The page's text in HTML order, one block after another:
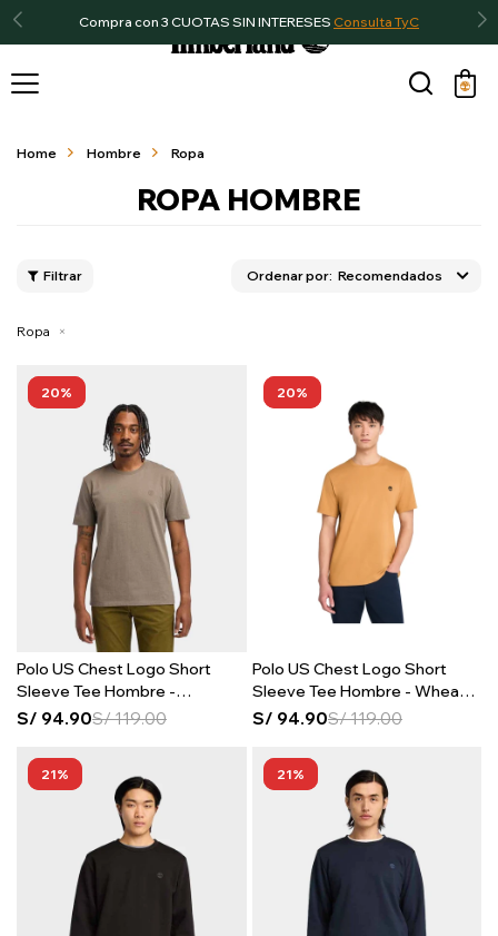
Compra con 3 CUOTAS SIN INTERESES Consulta TyC

Home Hombre Ropa
ROPA HOMBRE
Recomendados
Ropa
20
Polo US Chest Logo Short
Sleeve Tee Hombre -
Chocolate Chip
S/ 94.90S/119.00
20
Polo US Chest Logo Short
Sleeve Tee Hombre - Wheat
Boot
S/ 94.90S/119.00
21 21